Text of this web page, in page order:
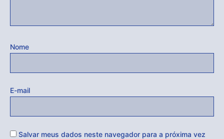
Nome
E-mail
Salvar meus dados neste navegador para a próxima vez